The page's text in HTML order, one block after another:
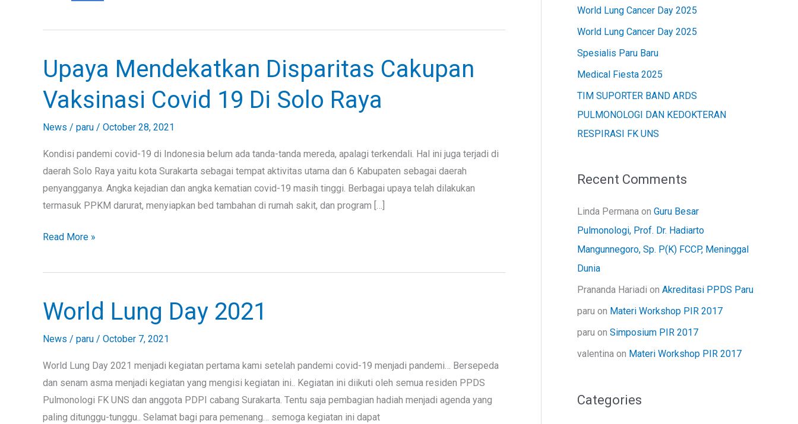
Upaya Mendekatkan Disparitas Cakupan
Vaksinasi Covid 19 Di Solo Raya
News / paru / October 28, 2021
Kondisi pandemi covid-19 di Indonesia belum ada tanda-tanda mereda, apalagi terkendali. Hal ini juga terjadi di
daerah Solo Raya yaitu kota Surakarta sebagai tempat aktivitas utama dan 6 Kabupaten sebagai daerah
penyangganya. Angka kejadian dan angka kematian covid-19 masih tinggi. Berbagai upaya telah dilakukan
termasuk PPKM darurat, menyiapkan bed tambahan di rumah sakit, dan program […]
Upaya
Mendekatkan
Disparitas
Vaksinasi
Covid
19
Solo
Read More »
World Lung Day 2021
News / paru / October 7, 2021
World Lung Day 2021 menjadi kegiatan pertama kami setelah pandemi covid-19 menjadi pandemi… Bersepeda
dan senam asma menjadi kegiatan yang mengisi kegiatan ini.. Kegiatan ini diikuti oleh semua residen PPDS
Pulmonologi FK UNS dan anggota PDPI cabang Surakarta. Tentu saja pembagian hadiah menjadi agenda yang
paling ditunggu-tunggu.. Selamat bagi para pemenang… semoga kegiatan ini dapat
World
Lung
Day
c
h
World Lung Cancer Day 2025
World Lung Cancer Day 2025
Spesialis Paru Baru
Medical Fiesta 2025
TIM SUPORTER BAND ARDS
PULMONOLOGI DAN KEDOKTERAN
RESPIRASI FK UNS
Recent Comments
Linda Permana on Guru Besar
Pulmonologi, Prof. Dr. Hadiarto
Mangunnegoro, Sp. P(K) FCCP, Meninggal
Dunia
Prananda Hariadi on Akreditasi PPDS Paru
paru on Materi Workshop PIR 2017
paru on Simposium PIR 2017
valentina on Materi Workshop PIR 2017
Categories